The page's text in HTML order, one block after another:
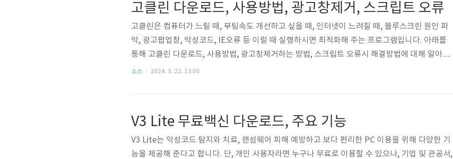
3. Fixts(픽스트) ..
고클린 다운로드, 사용방법, 광고창제거, 스크립트 오류
고클린은 컴퓨터가 느릴 때, 부팅속도 개선하고 싶을 때, 인터넷이 느려질 때, 블루스크린 원인 파
악, 광고팝업창, 악성코드, IE오류 등 이럴 때 실행하시면 최적화해 주는 프로그램입니다. 아래를
통해 고클린 다운로드, 사용방법, 광고창제거하는 방법, 스크립트 오류시 해결방법에 대해 알아보
겠습니다. 목차 고클린 다운로드 고클린은 PC, 스마트폰을 최적화 프로그램으로 최신버전을 무료
느려질 때 실행하시면 됩니다. 인터넷 최적화 특정..
소스 2024. 3. 22. 13:00
V3 Lite 무료백신 다운로드, 주요 기능
V3 Lite는 악성코드 탐지와 치료, 랜섬웨어 피해 예방하고 보다 편리한 PC 이용을 위해 다양한 기
능을 제공해 준다고 합니다. 단, 개인 사용자라면 누구나 무료로 이용할 수 있으나, 기업 및 관공서,